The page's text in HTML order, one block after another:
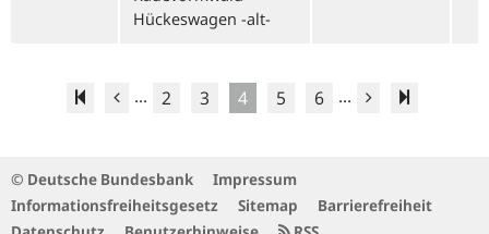
Hückeswagen -alt-
... 2 3 4 5 6 ...
© Deutsche Bundesbank
Impressum
Informationsfreiheitsgesetz
Sitemap
Barrierefreiheit